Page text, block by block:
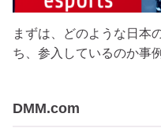
まずは、どのような日本
ち、参入しているのか事
DMM.com